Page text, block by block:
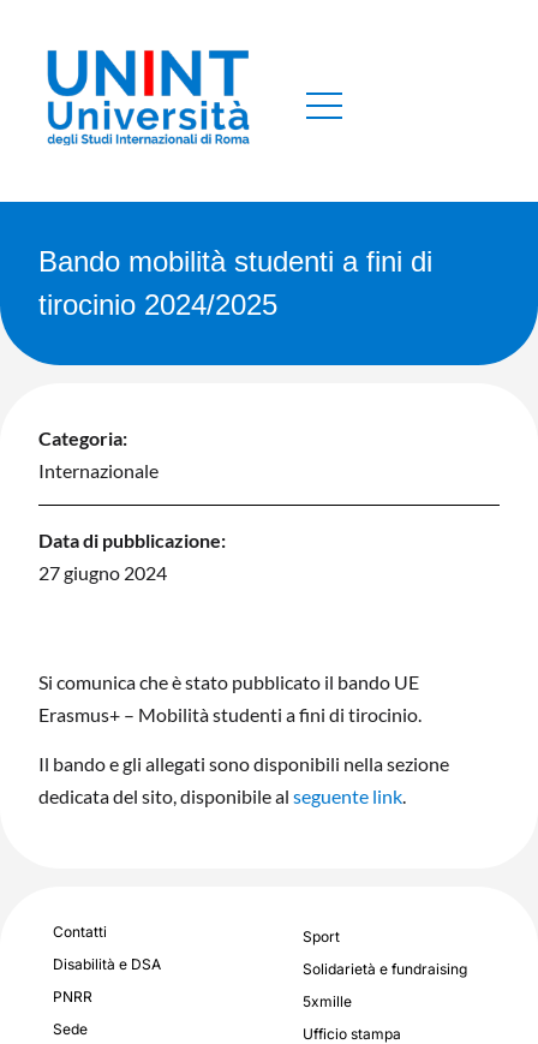
Bando mobilità studenti a fini di
tirocinio 2024/2025
Categoria:
Internazionale
Data di pubblicazione:
27 giugno 2024
Si comunica che è stato pubblicato il bando UE
Erasmus+ – Mobilità studenti a fini di tirocinio.
Il bando e gli allegati sono disponibili nella sezione
dedicata del sito, disponibile al seguente link.
Contatti
Disabilità e DSA
PNRR
Sede
Sport
Solidarietà e fundraising
5xmille
Ufficio stampa